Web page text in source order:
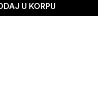
U KORPU